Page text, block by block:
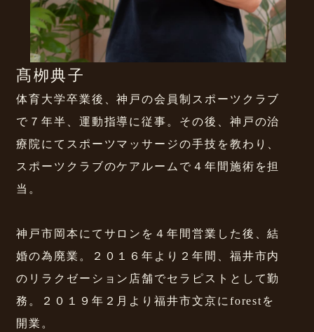
髙栁典子
体育大学卒業後、神戸の会員制スポーツクラブ
で７年半、運動指導に従事。その後、神戸の治
療院にてスポーツマッサージの手技を教わり、
スポーツクラブのケアルームで４年間施術を担
当。
神戸市岡本にてサロンを４年間営業した後、結
婚の為廃業。２０１６年より２年間、福井市内
のリラクゼーション店舗でセラピストとして勤
務。２０１９年２月より福井市文京にforestを
開業。